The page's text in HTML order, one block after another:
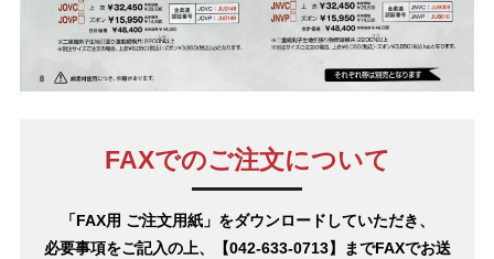
FAXでのご注文について
「FAX用 ご注文用紙」をダウンロードしていただき、
必要事項をご記入の上、【042-633-0713】までFAXでお送